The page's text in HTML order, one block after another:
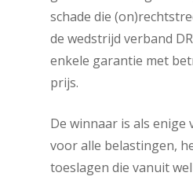
schade die
de wedstrijd verband
enkele garantie met
prijs.
De winnaar is als
voor alle belastingen,
toeslagen die vanuit